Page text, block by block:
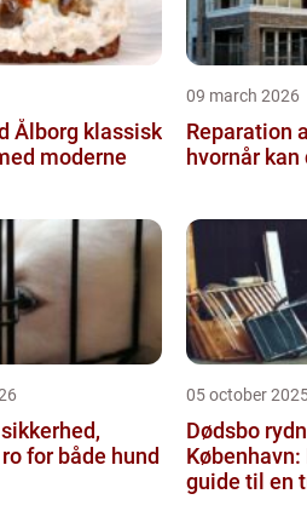
klassisk
moderne
09 march 2026
Reparation
hvornår
for både hund
05 october
Dødsbo
guide til en